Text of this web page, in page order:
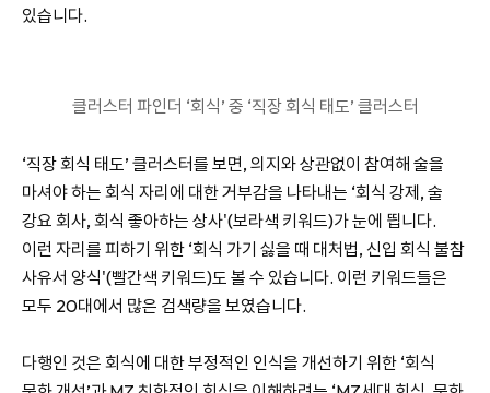
있습니다.
클러스터 파인더 ‘회식’ 중 ‘직장 회식 태도’ 클러스터
‘직장 회식 태도’ 클러스터를 보면, 의지와 상관없이 참여해 술을
마셔야 하는 회식 자리에 대한 거부감을 나타내는 ‘회식 강제, 술
강요 회사, 회식 좋아하는 상사'(보라색 키워드)가 눈에 띕니다.
이런 자리를 피하기 위한 ‘회식 가기 싫을 때 대처법, 신입 회식 불참
사유서 양식'(빨간색 키워드)도 볼 수 있습니다. 이런 키워드들은
모두 20대에서 많은 검색량을 보였습니다.
다행인 것은 회식에 대한 부정적인 인식을 개선하기 위한 ‘회식